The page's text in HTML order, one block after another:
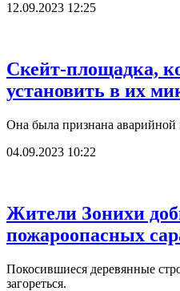
12.09.2023 12:25
Скейт-площадка,
установить в их
Она была признана аварийной
04.09.2023 10:22
Жители Зонихи
пожароопасных
Покосившиеся деревянные
загореться.